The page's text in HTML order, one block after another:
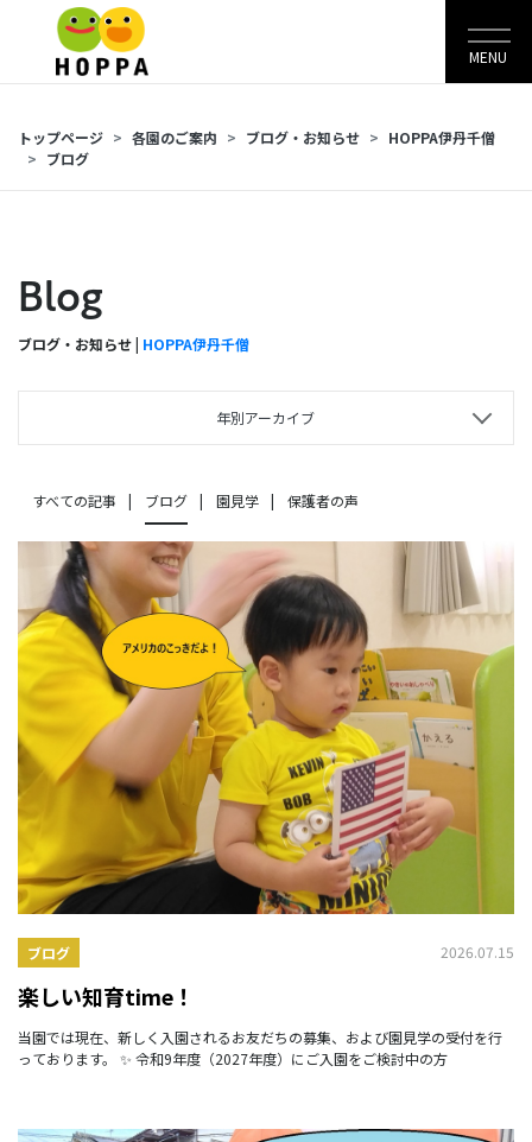
MENU
トップページ 各園のご案内 ブログ・お知らせ
HOPPA伊丹千僧
ブログ
Blog
ブログ・お知らせ | HOPPA伊丹千僧
年別アーカイブ
すべての記事 ブログ 園見学 保護者の声
ブログ 2026.07.15
楽しい知育time！
当園では現在、新しく入園されるお友だちの募集、および園見学の受付を行
っております。 ✨ 令和9年度（2027年度）にご入園をご検討中の方